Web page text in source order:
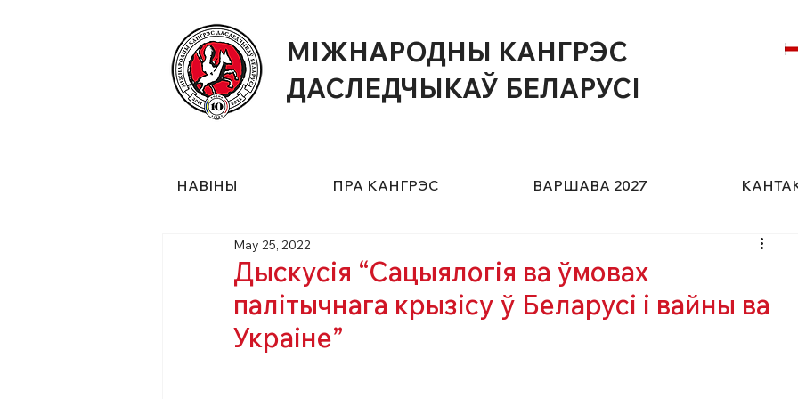
МІЖНАРОДНЫ КАНГРЭС
ДАСЛЕДЧЫКАЎ БЕЛАРУСІ
НАВIНЫ ПРА КАНГРЭС ВАРШАВА 2027
Дыскусія “Сацыялогія ва ўмовах
палітычнага крызісу ў Беларусі і вайны ва
Украіне”
May 25, 2022